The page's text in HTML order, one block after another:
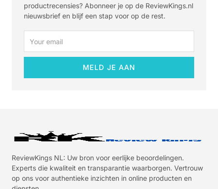
productrecensies? Abonneer je op de ReviewKings.nl
nieuwsbrief en blijf een stap voor op de rest.
MELD JE AAN
ReviewKings NL: Uw bron voor eerlijke beoordelingen.
Experts die kwaliteit en transparantie waarborgen. Vertrouw
op ons voor authentieke inzichten in online producten en